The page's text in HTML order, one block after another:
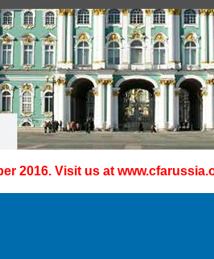
2016. Visit us at